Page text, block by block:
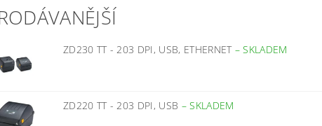
ZD230 TT - 203 DPI, USB, ETHERNET –SKLADEM
ZD220 TT - 203 DPI, USB –SKLADEM